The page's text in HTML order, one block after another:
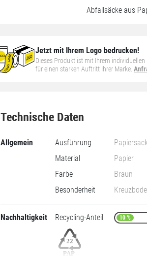
Abfallsäcke aus
Jetzt mit Ihrem Logo bedrucken!
Dieses Produkt ist mit Ihrem
für einen starken Auftritt Ihrer Marke.
Technische Daten
Allgemein Ausführung
Material
Papier
Farbe
Braun
Besonderheit
Nachhaltigkeit Recycling-Anteil 10 %